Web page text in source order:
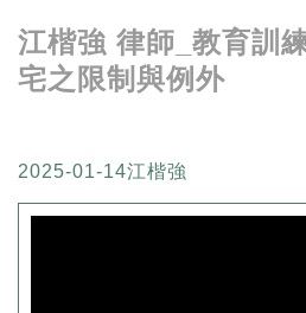
江楷強 律師_教育訓
宅之限制與例外
2025-01-14江楷強